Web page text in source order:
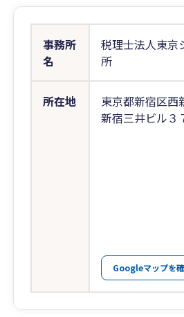
事務所
名
税理士法人東京
所
所在地
東京都新宿区西
新宿三井ビル３
Googleマップを